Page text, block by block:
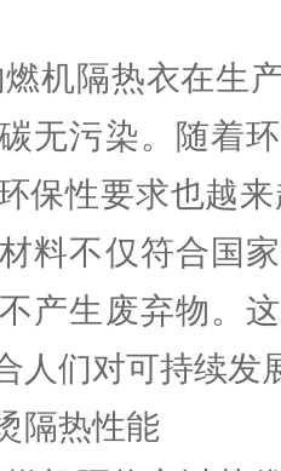
隔热衣在生产
无污染。随着
保性要求也越
料不仅符合国
产生废弃物。
人们对可持续发
热性能